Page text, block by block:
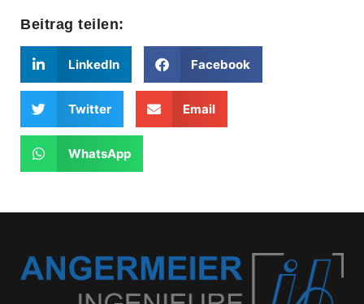
Beitrag teilen:
LinkedIn Facebook
Twitter Email
WhatsApp